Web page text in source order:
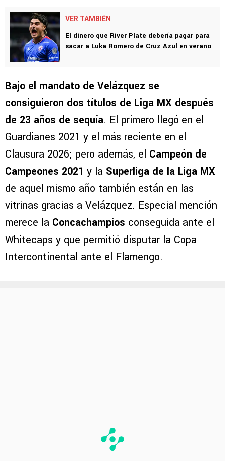
VER TAMBIÉN
El dinero que River Plate debería pagar para
sacar a Luka Romero de Cruz Azul en verano
Bajo el mandato de Velázquez se
consiguieron dos títulos de Liga MX después
de 23 años de sequía. El primero llegó en el
Guardianes 2021 y el más reciente en el
Clausura 2026; pero además, el Campeón de
Campeones 2021 y la Superliga de la Liga MX
de aquel mismo año también están en las
vitrinas gracias a Velázquez. Especial mención
merece la Concachampios conseguida ante el
Whitecaps y que permitió disputar la Copa
Intercontinental ante el Flamengo.